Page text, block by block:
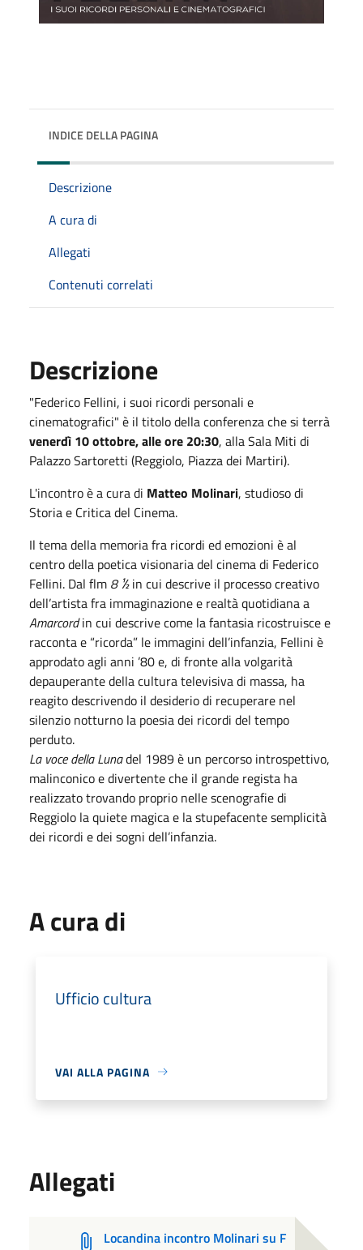
INDICE DELLA PAGINA
Descrizione
A cura di
Allegati
Contenuti correlati
Descrizione
"Federico Fellini, i suoi ricordi personali e
cinematografici" è il titolo della conferenza che si terrà
venerdì 10 ottobre, alle ore 20:30, alla Sala Miti di
Palazzo Sartoretti (Reggiolo, Piazza dei Martiri).
L'incontro è a cura di Matteo Molinari, studioso di
Storia e Critica del Cinema.
Il tema della memoria fra ricordi ed emozioni è al
centro della poetica visionaria del cinema di Federico
Fellini. Dal flm 8 ½in cui descrive il processo creativo
dell’artista fra immaginazione e realtà quotidiana a
Amarcordin cui descrive come la fantasia ricostruisce e
racconta e “ricorda” le immagini dell’infanzia, Fellini è
approdato agli anni ’80 e, di fronte alla volgarità
depauperante della cultura televisiva di massa, ha
reagito descrivendo il desiderio di recuperare nel
silenzio notturno la poesia dei ricordi del tempo
perduto.
La voce della Lunadel 1989 è un percorso introspettivo,
malinconico e divertente che il grande regista ha
realizzato trovando proprio nelle scenografie di
Reggiolo la quiete magica e la stupefacente semplicità
dei ricordi e dei sogni dell’infanzia.
A cura di
Ufficio cultura
VAI ALLA PAGINA
Allegati
Locandina incontro Molinari su F